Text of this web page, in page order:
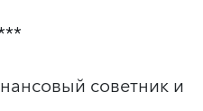
советник и